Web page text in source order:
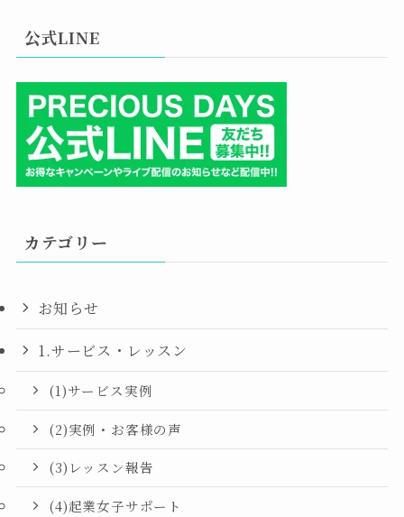
公式LINE
カテゴリー
お知らせ
1.サービス・レッスン
(1)サービス実例
(2)実例・お客様の声
(3)レッスン報告
(4)起業女子サポート